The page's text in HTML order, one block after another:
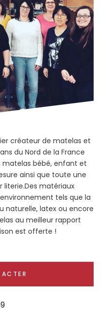
créateur de matelas et
du Nord de la France
bébé, enfant et
ainsi que toute une
literie.Des matériaux
tels que la
naturelle, latex ou encore
au meilleur rapport
est offerte !